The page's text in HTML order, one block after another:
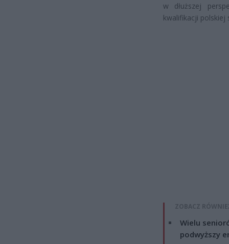
w dłuższej
kwalifikacji polskiej
ZOBACZ
Wielu
podwyższy